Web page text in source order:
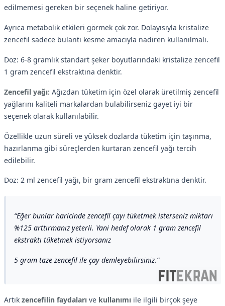
edilmemesi gereken bir seçenek haline getiriyor.
Ayrıca metabolik etkileri görmek çok zor. Dolayısıyla kristalize
zencefil sadece bulantı kesme amacıyla nadiren kullanılmalı.
Doz: 6-8 gramlık standart şeker boyutlarındaki kristalize zencefil
1 gram zencefil ekstraktına denktir.
Zencefil yağı: Ağızdan tüketim için özel olarak üretilmiş zencefil
yağlarını kaliteli markalardan bulabilirseniz gayet iyi bir
seçenek olarak kullanılabilir.
Özellikle uzun süreli ve yüksek dozlarda tüketim için taşınma,
hazırlanma gibi süreçlerden kurtaran zencefil yağı tercih
edilebilir.
Doz: 2 ml zencefil yağı, bir gram zencefil ekstraktına denktir.
Eğer bunlar haricinde zencefil çayı tüketmek isterseniz miktarı
%125 arttırmanız yeterli. Yani hedef olarak 1 gram zencefil
ekstraktı tüketmek istiyorsanız
5 gram taze zencefil ile çay demleyebilirsiniz.
Artık zencefilin faydaları ve kullanımı ile ilgili birçok şeye